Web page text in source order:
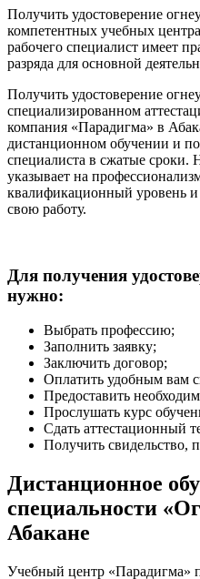
Получить удостоверение
компетентных учебных
рабочего специалист имеет
разряда для основной
Получить удостоверение
специализированном
компания «Парадигма» в
дистанционном обучении и
специалиста в сжатые сроки.
указывает на
квалификационный уровень
свою работу.
Для получения
нужно:
Выбрать профессию;
Заполнить заявку;
Заключить договор;
Оплатить удобным вам
Предоставить
Прослушать курс
Сдать аттестационный
Получить свидельство,
Дистанционное
специальности
Абакане
Учебный центр «Парадигма»